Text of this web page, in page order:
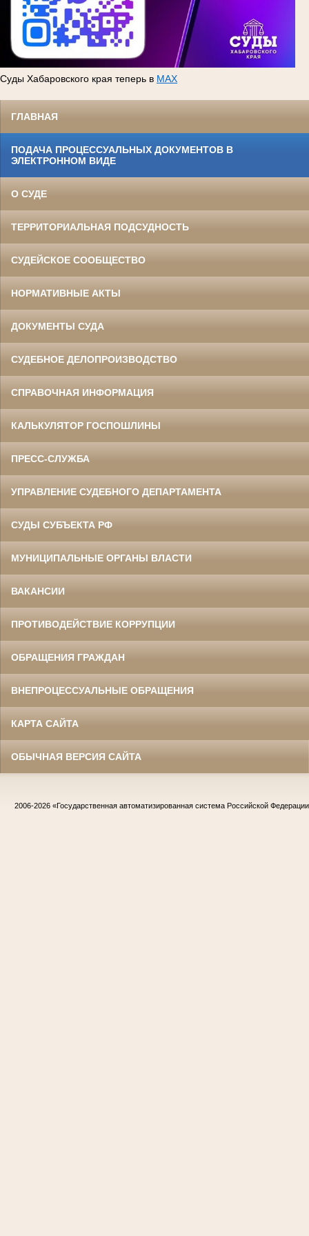
Суды Хабаровского края теперь в MAX
ГЛАВНАЯ
ПОДАЧА ПРОЦЕССУАЛЬНЫХ ДОКУМЕНТОВ В
ЭЛЕКТРОННОМ ВИДЕ
О СУДЕ
ТЕРРИТОРИАЛЬНАЯ ПОДСУДНОСТЬ
СУДЕЙСКОЕ СООБЩЕСТВО
НОРМАТИВНЫЕ АКТЫ
ДОКУМЕНТЫ СУДА
СУДЕБНОЕ ДЕЛОПРОИЗВОДСТВО
СПРАВОЧНАЯ ИНФОРМАЦИЯ
КАЛЬКУЛЯТОР ГОСПОШЛИНЫ
ПРЕСС-СЛУЖБА
УПРАВЛЕНИЕ СУДЕБНОГО ДЕПАРТАМЕНТА
СУДЫ СУБЪЕКТА РФ
МУНИЦИПАЛЬНЫЕ ОРГАНЫ ВЛАСТИ
ВАКАНСИИ
ПРОТИВОДЕЙСТВИЕ КОРРУПЦИИ
ОБРАЩЕНИЯ ГРАЖДАН
ВНЕПРОЦЕССУАЛЬНЫЕ ОБРАЩЕНИЯ
КАРТА САЙТА
ОБЫЧНАЯ ВЕРСИЯ САЙТА
2006-2026 «Государственная автоматизированная система Российской